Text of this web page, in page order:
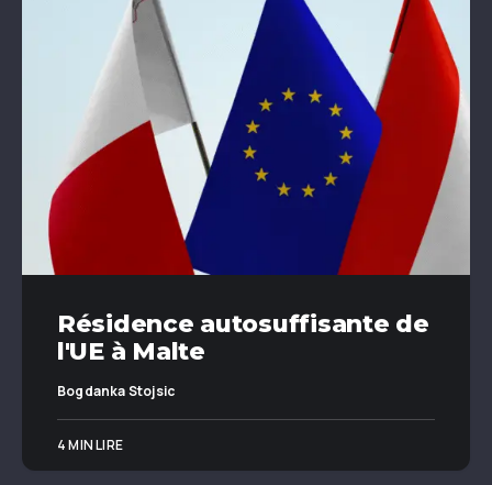
Résidence autosuffisante de
l'UE à Malte
Bogdanka Stojsic
4 MIN LIRE